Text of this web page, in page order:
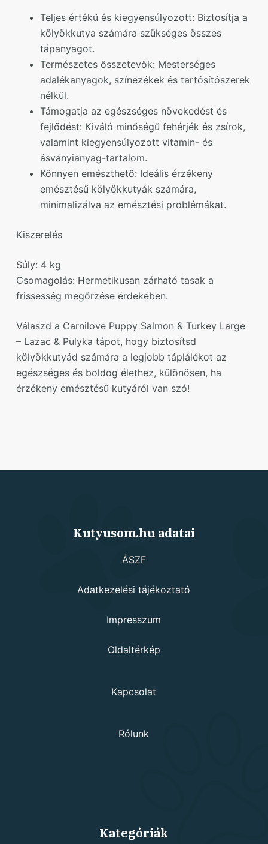
Teljes értékű és kiegyensúlyozott: Biztosítja a
kölyökkutya számára szükséges összes
tápanyagot.
Természetes összetevők: Mesterséges
adalékanyagok, színezékek és tartósítószerek
nélkül.
Támogatja az egészséges növekedést és
fejlődést: Kiváló minőségű fehérjék és zsírok,
valamint kiegyensúlyozott vitamin- és
ásványianyag-tartalom.
Könnyen emészthető: Ideális érzékeny
emésztésű kölyökkutyák számára,
minimalizálva az emésztési problémákat.
Kiszerelés
Súly: 4 kg
Csomagolás: Hermetikusan zárható tasak a
frissesség megőrzése érdekében.
Válaszd a Carnilove Puppy Salmon & Turkey Large
– Lazac & Pulyka tápot, hogy biztosítsd
kölyökkutyád számára a legjobb táplálékot az
egészséges és boldog élethez, különösen, ha
érzékeny emésztésű kutyáról van szó!
Kutyusom.hu adatai
ÁSZF
Adatkezelési tájékoztató
Impresszum
Oldaltérkép
Kapcsolat
Rólunk
Kategóriák